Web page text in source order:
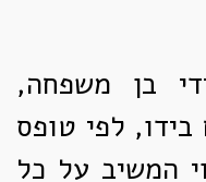
בן משפחה,
לפי טופס
המשיב על כל